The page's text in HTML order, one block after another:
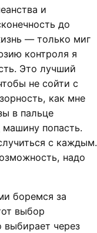
и
до
— только миг
контроля я
Это лучший
не сойти с
как мне
в пальце
машину попасть.
с каждым.
надо
боремся за
выбор
выбирает через